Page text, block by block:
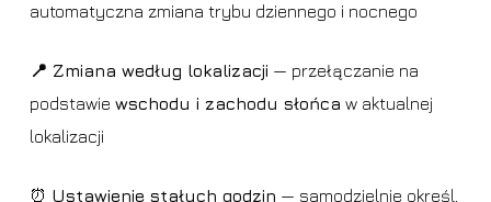
automatyczna zmiana trybu dziennego i nocnego
📍 Zmiana według lokalizacji — przełączanie na
podstawie wschodu i zachodu słońca w aktualnej
lokalizacji
⏰ Ustawienie stałych godzin — samodzielnie określ,